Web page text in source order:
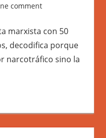
comment
marxista con 50
decodifica porque
narcotráfico sino la